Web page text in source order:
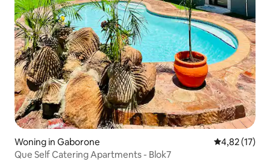
Woning in Gaborone Gemiddelde
4,82 (17)
Que Self Catering Apartments - Blok7